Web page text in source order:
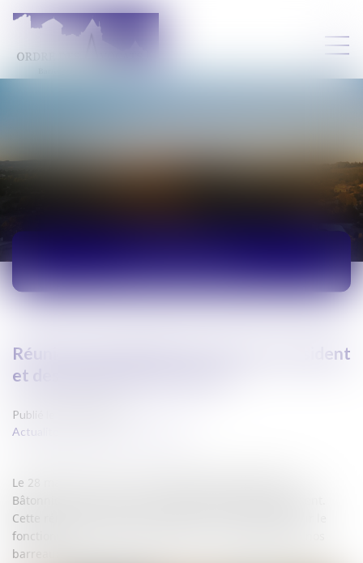
Réunion à Montpellier du Premier Président
et des Bâtonniers du ressort
Publié le :
Actualites barreau de Carcassonne
Le 28 mars 2025, à la Cour d’Appel de Montpellier, les
Bâtonniers du ressort ont rencontré le Premier Président.
Cette réunion a permis une discussion constructive sur le
fonctionnement des juridictions et sur la situation de nos
barreaux.